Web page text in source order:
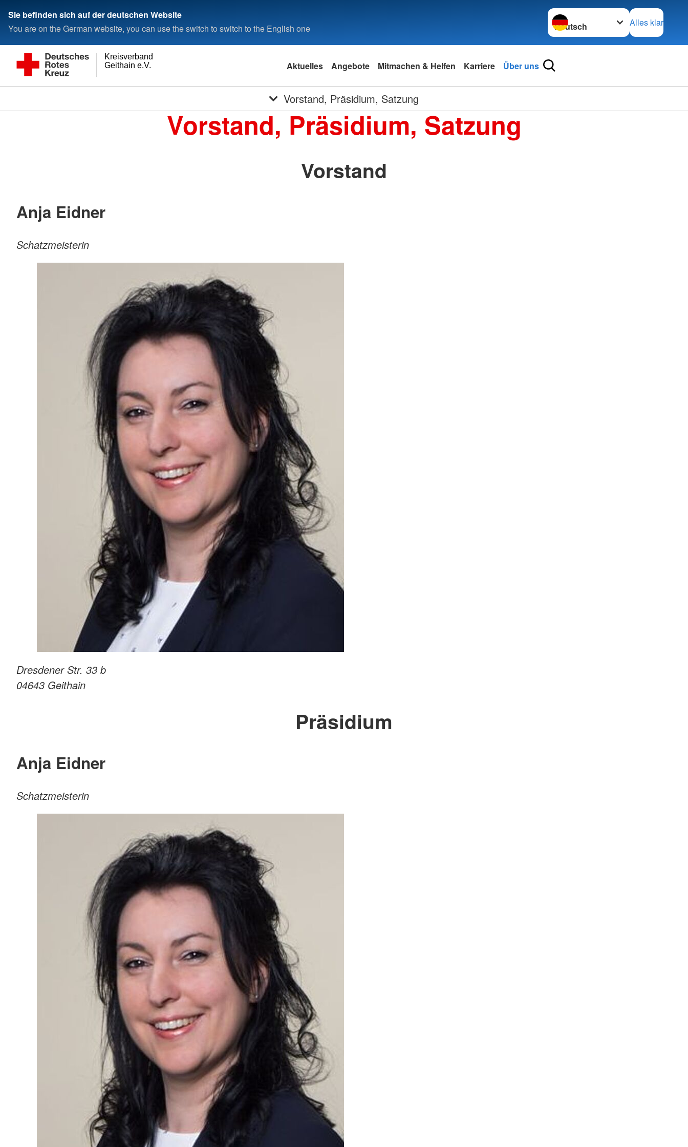
Sie befinden sich auf der deutschen Website
You are on the German website, you can use the switch to switch to the English one
Sprache wechseln zu
Alles klar
Geithain e.V.
Kreisverband
Aktuelles Angebote Mitmachen & Helfen Karriere Über uns
Vorstand, Präsidium, Satzung
Vorstand, Präsidium, Satzung
Vorstand
Anja Eidner
Schatzmeisterin
Dresdener Str. 33 b
04643 Geithain
Präsidium
Anja Eidner
Schatzmeisterin